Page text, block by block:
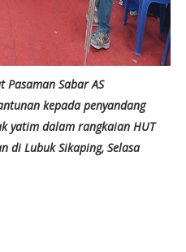
Pasaman Sabar AS
kepada penyandang
yatim dalam rangkaian HUT
di Lubuk Sikaping, Selasa